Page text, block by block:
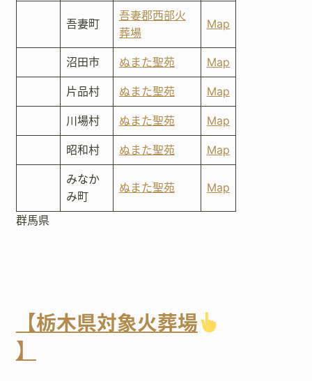
吾妻町
吾妻郡西部火
葬場
Map
沼田市 ぬまた聖苑 Map
片品村 ぬまた聖苑 Map
川場村 ぬまた聖苑 Map
昭和村 ぬまた聖苑 Map
みなか
み町
ぬまた聖苑 Map
群馬県
【栃木県対象火葬場
】